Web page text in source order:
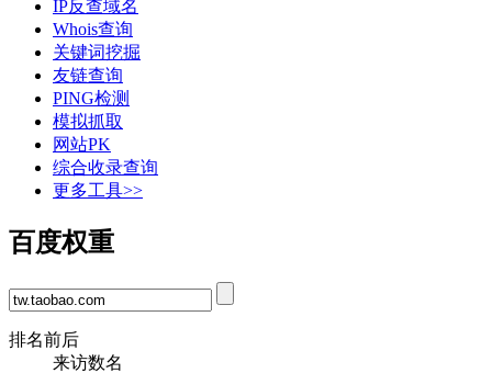
IP反查域名
Whois查询
关键词挖掘
友链查询
PING检测
模拟抓取
网站PK
综合收录查询
更多工具>>
百度权重
排名前后
来访数名